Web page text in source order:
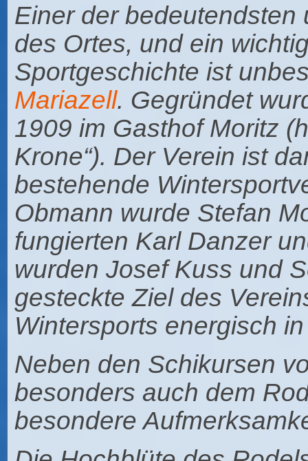
Einer der
des Ortes, und ein
Sportgeschichte ist
Mariazell. Gegründet
1909 im Gasthof Moritz
Krone“). Der Verein ist
bestehende
Obmann wurde Stefan
fungierten Karl Danzer
wurden Josef Kuss und
gesteckte Ziel des
Wintersports energisch
Neben den Schikursen
besonders auch dem
besondere